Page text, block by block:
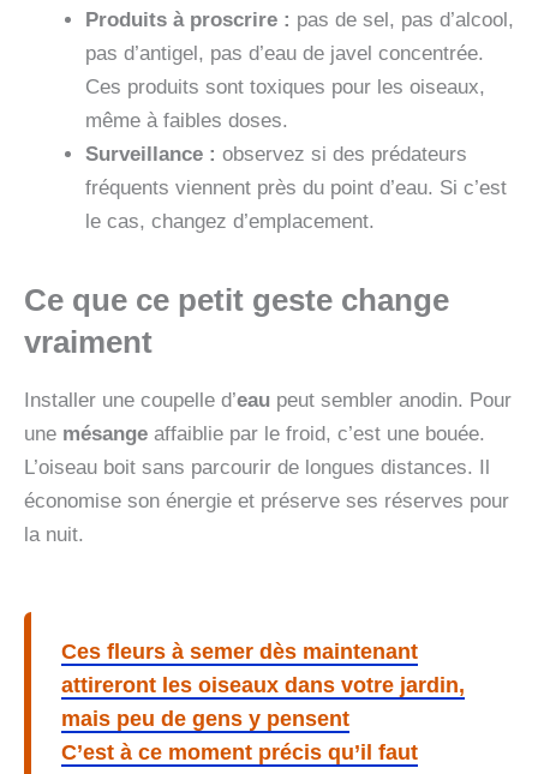
Produits à proscrire : pas de sel, pas d’alcool,
pas d’antigel, pas d’eau de javel concentrée.
Ces produits sont toxiques pour les oiseaux,
même à faibles doses.
Surveillance : observez si des prédateurs
fréquents viennent près du point d’eau. Si c’est
le cas, changez d’emplacement.
Ce que ce petit geste change
vraiment
Installer une coupelle d’eau peut sembler anodin. Pour
une mésange affaiblie par le froid, c’est une bouée.
L’oiseau boit sans parcourir de longues distances. Il
économise son énergie et préserve ses réserves pour
la nuit.
Ces fleurs à semer dès maintenant
attireront les oiseaux dans votre jardin,
mais peu de gens y pensent
C’est à ce moment précis qu’il faut